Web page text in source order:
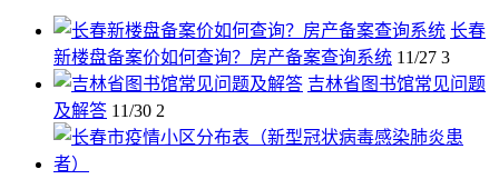
长春
新楼盘备案价如何查询？房产备案查询系统 11/27 3
吉林省图书馆常见问题
及解答 11/30 2